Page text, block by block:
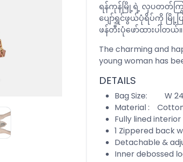
ရန်ကုန်မြို့ရဲ့ လှပတတ်ကြွတဲ့
ပျော်ရွှင်ဖွယ်ပုံရိပ်ကို မြို့
ဖန်တီးပုံဖော်ထားပါတယ်။
The charming and
young woman has
DETAILS
Bag Size: W 24
Material :
Fully lined interior
1 Zippered back
Detachable &
Inner debossed